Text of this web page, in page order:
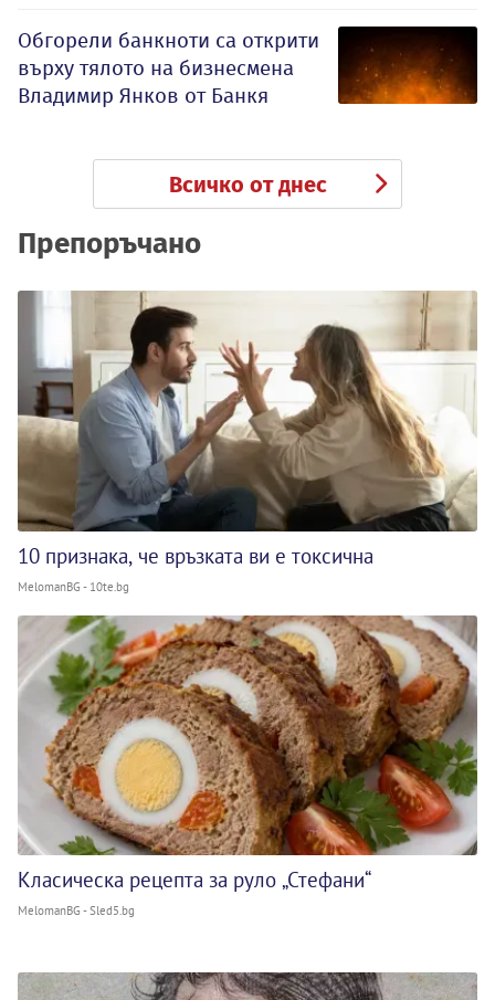
Обгорели банкноти са открити
върху тялото на бизнесмена
Владимир Янков от Банкя
Всичко от днес
Препоръчано
10 признака, че връзката ви е токсична
MelomanBG - 10te.bg
Класическа рецепта за руло „Стефани“
MelomanBG - Sled5.bg